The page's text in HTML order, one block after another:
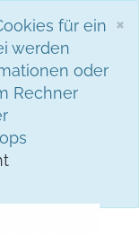
×
für ein
werden
oder
Rechner